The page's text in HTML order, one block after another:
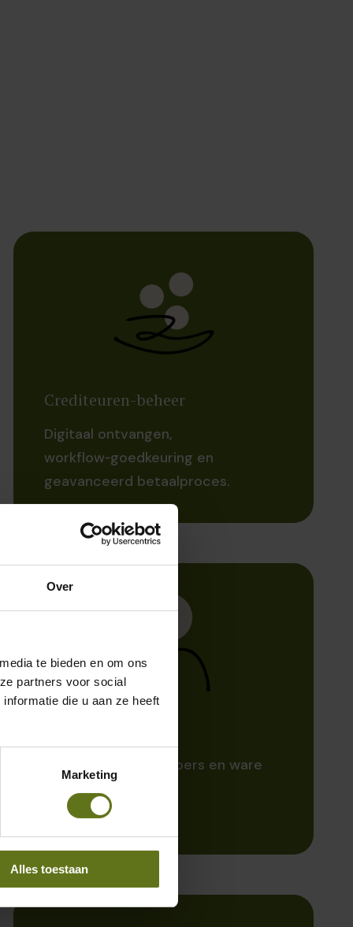
Over
te bieden en om ons
partners voor social
die u aan ze heeft
Marketing
Alles toestaan
Crediteuren-beheer
Digitaal ontvangen,
workflow‑goedkeuring en
geavanceerd betaalproces.
Altijd de juiste dagkoers en ware
stand van zaken